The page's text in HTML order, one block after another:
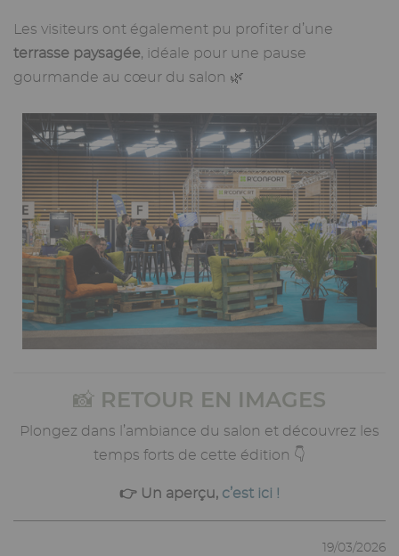
Les visiteurs ont également pu profiter d’une
terrasse paysagée, idéale pour une pause
gourmande au cœur du salon 🌿
Image
📸 RETOUR EN IMAGES
Plongez dans l’ambiance du salon et découvrez les
temps forts de cette édition 👇
👉 Un aperçu, c’est ici !
19/03/2026